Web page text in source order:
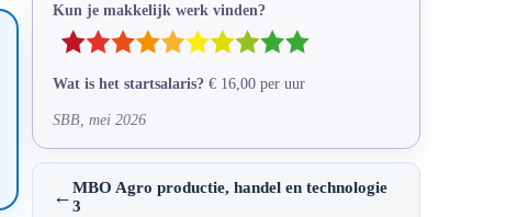
Kun je makkelijk werk vinden?
Wat is het startsalaris? € 16,00 per uur
SBB, mei 2026
←MBO Agro productie, handel en technologie
3